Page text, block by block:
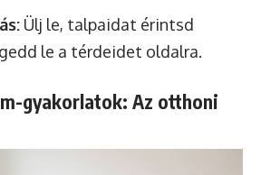
Ülj le, talpaidat érintsd
le a térdeidet oldalra.
gyakorlatok: Az otthoni